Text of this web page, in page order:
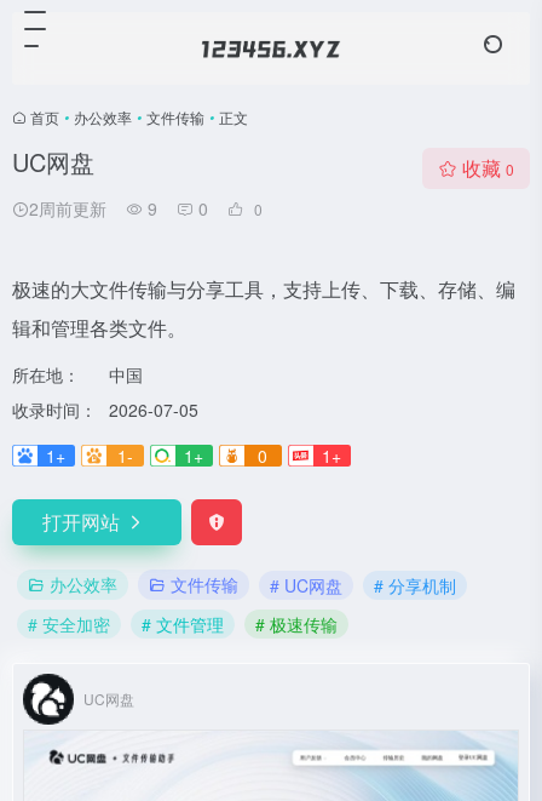
首页 • 办公效率 • 文件传输 • 正文
UC网盘
2周前更新 9 0 0
收藏 0
极速的大文件传输与分享工具，支持上传、下载、存储、编
辑和管理各类文件。
所在地：
中国
收录时间：
2026-07-05
1+
1- 1+ 0 1+
打开网站
办公效率 文件传输 # UC网盘
# 分享机制
# 安全加密
# 文件管理 # 极速传输
UC网盘